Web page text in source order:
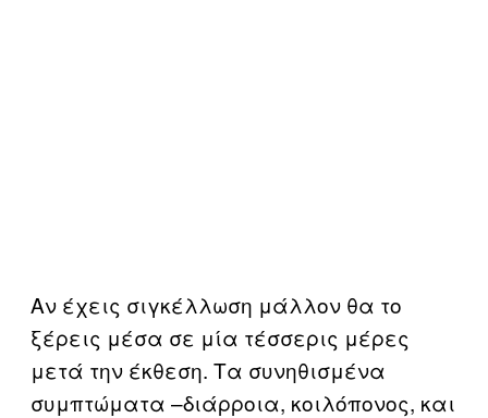
Αν έχεις σιγκέλλωση μάλλον θα το
ξέρεις μέσα σε μία τέσσερις μέρες
μετά την έκθεση. Τα συνηθισμένα
συμπτώματα –διάρροια, κοιλόπονος, και